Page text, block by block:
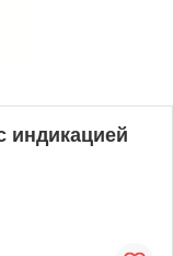
индикацией